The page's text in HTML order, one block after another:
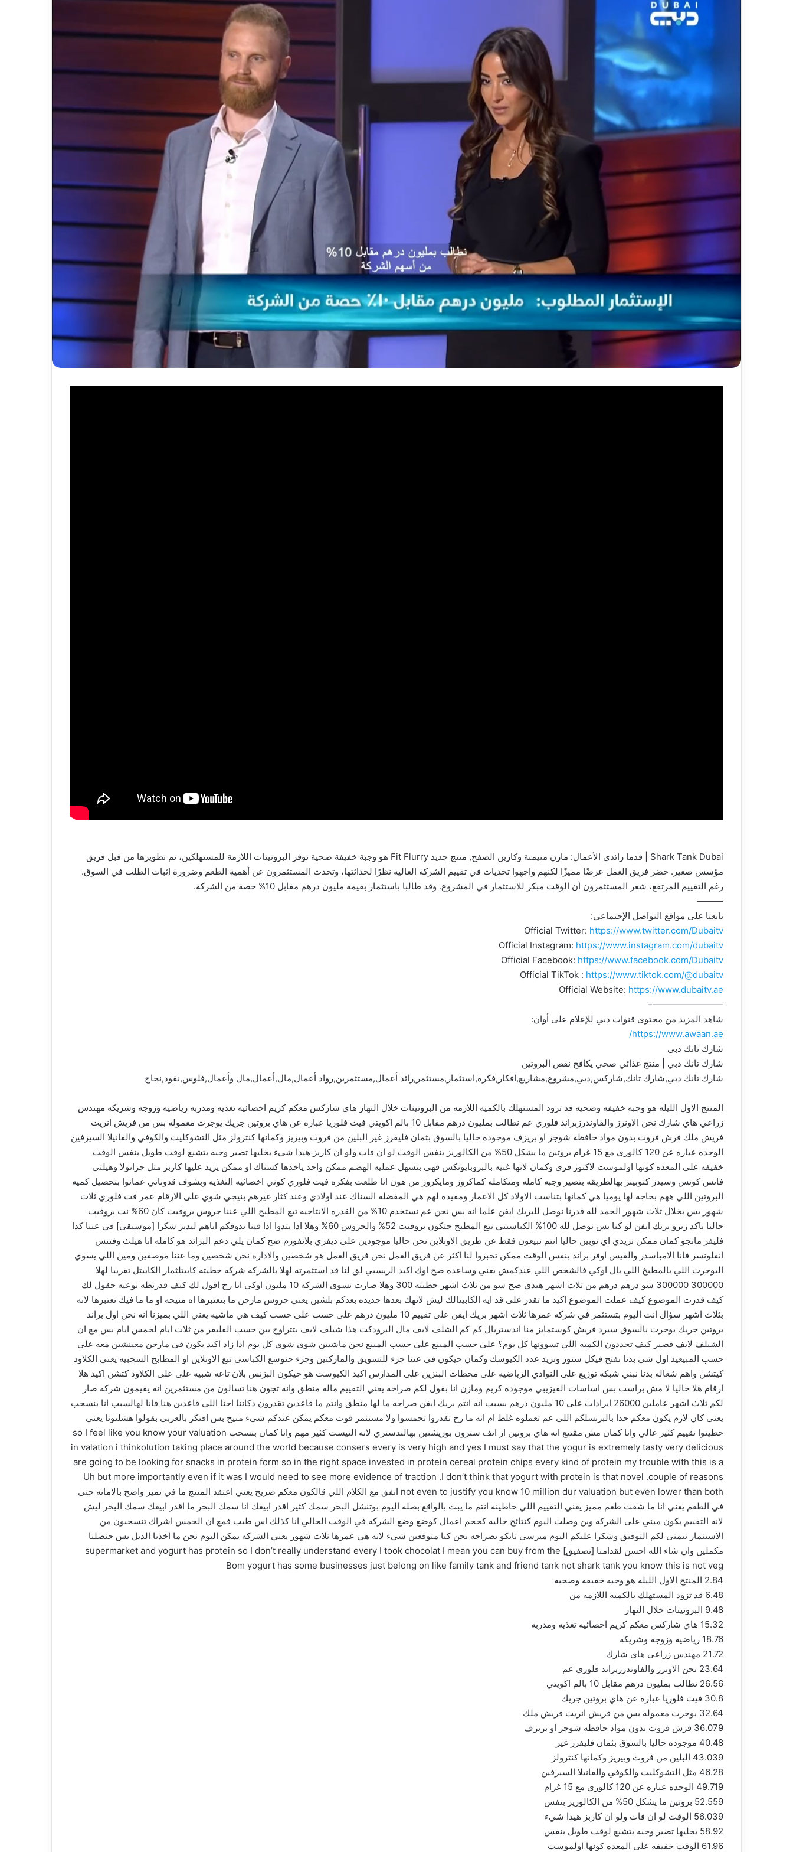
Shark Tank Dubai | قدما رائدي الأعمال: مازن منيمنة وكارين الصفح, منتج جديد Fit Flurry هو وجبة خفيفة صحية توفر البروتينات اللازمة للمستهلكين، تم تطويرها من قبل فريق
مؤسس صغير. حضر فريق العمل عرضًا مميزًا لكنهم واجهوا تحديات في تقييم الشركة العالية نظرًا لحداثتها، وتحدث المستثمرون عن أهمية الطعم وضرورة إثبات الطلب في السوق.
رغم التقييم المرتفع، شعر المستثمرون أن الوقت مبكر للاستثمار في المشروع. وقد طالبا باستثمار بقيمة مليون درهم مقابل 10% حصة من الشركة.
———
تابعنا على مواقع التواصل الإجتماعي:
Official Twitter: https://www.twitter.com/Dubaitv
Official Instagram: https://www.instagram.com/dubaitv
Official Facebook: https://www.facebook.com/Dubaitv
Official TikTok : https://www.tiktok.com/@dubaitv
Official Website: https://www.dubaitv.ae
————————–
شاهد المزيد من محتوى قنوات دبي للإعلام على أوان:
https://www.awaan.ae/
شارك تانك دبي
شارك تانك دبي | منتج غذائي صحي يكافح نقص البروتين
شارك تانك دبي,شارك تانك,شاركس,دبي,مشروع,مشاريع,افكار,فكرة,استثمار,مستثمر,رائد أعمال,مستثمرين,رواد أعمال,مال,أعمال,مال وأعمال,فلوس,نقود,نجاح
المنتج الاول الليله هو وجبه خفيفه وصحيه قد تزود المستهلك بالكميه اللازمه من البروتينات خلال النهار هاي شاركس معكم كريم اخصائيه تغذيه ومدربه رياضيه وزوجه وشريكه مهندس
زراعي هاي شارك نحن الاونرز والفاوندرزبراند فلوري عم نطالب بمليون درهم مقابل 10 بالم اكويتي فيت فلوريا عباره عن هاي بروتين جريك يوجرت معموله بس من فريش انريت
فريش ملك فرش فروت بدون مواد حافظه شوجر او بريزف موجوده حاليا بالسوق بثمان فليفرز غير البلين من فروت وبيريز وكمانها كنترولز مثل التشوكليت والكوفي والفانيلا السيرفين
الوحده عباره عن 120 كالوري مع 15 غرام بروتين ما يشكل 50% من الكالوريز بنفس الوقت لو ان فات ولو ان كاربز هيدا شيء بخليها تصير وجبه بتشبع لوقت طويل بنفس الوقت
خفيفه على المعده كونها اولموست لاكتوز فري وكمان لانها غنيه بالبروبايوتكس فهي بتسهل عمليه الهضم ممكن واحد ياخذها كسناك او ممكن يزيد عليها كاربز مثل جرانولا وهيلثي
فاتس كوتس وسيدز كتوبينز بهالطريقه بتصير وجبه كامله ومتكامله كماكروز ومايكروز من هون انا طلعت بفكره فيت فلوري كوني اخصائيه التغذيه وبشوف قدوناتي عمانوا بتحصيل كميه
البروتين اللي ههم بحاجه لها يوميا هي كمانها بتناسب الاولاد كل الاعمار ومفيده لهم هي المفضله السناك عند اولادي وعند كثار غيرهم بنيجي شوي على الارقام عمر فت فلوري ثلاث
شهور بس بخلال ثلاث شهور الحمد لله قدرنا نوصل للبريك ايفن علما انه بس نحن عم نستخدم 10% من القدره الانتاجيه تبع المطبخ اللي عننا جروس بروفيت كان 60% نت بروفيت
حاليا ناكد زيرو بريك ايفن لو كنا بس نوصل لله 100% الكباسيتي تبع المطبخ حتكون بروفيت 52% والجروس 60% وهلا اذا بتدوا اذا فينا ندوقكم اياهم ليديز شكرا [موسيقى] في عننا كذا
فليفر مانجو كمان ممكن تزيدي اي توبين حاليا انتم تبيعون فقط عن طريق الاونلاين نحن حاليا موجودين على ديفري بلاتفورم صح كمان يلي دعم البراند هو كامله انا هيلث وفتنس
انفلونسر فانا الامباسدر والفيس اوفر براند بنفس الوقت ممكن تخبروا لنا اكثر عن فريق العمل نحن فريق العمل هو شخصين والاداره نحن شخصين وما عننا موصفين ومين اللي يسوي
اليوجرت اللي بالمطبخ اللي بال اوكي فالشخص اللي عندكمش يعني وساعده صح اوك اكيد الريسبي لق لنا قد استثمرته لهلا بالشركه شركه حطيته كابيتلثمار الكابيتل تقريبا لهلا
300000 300000 شو درهم درهم من ثلاث اشهر هيدي صح سو من ثلاث اشهر حطيته 300 وهلا صارت تسوى الشركه 10 مليون اوكي انا رح اقول لك كيف قدرتظه نوعيه حقول لك
كيف قدرت الموضوع كيف عملت الموضوع اكيد ما تقدر على قد ايه الكابيتالك ليش لانهك بعدها جديده بعدكم بلشين يعني جروس مارجن ما بتعتبرها اه منيحه او ما ما فيك تعتبرها لانه
بثلاث اشهر سؤال انت اليوم بتستثمر في شركه عمرها ثلاث اشهر بريك ايفن على تقييم 10 مليون درهم على حسب على حسب كيف هي ماشيه يعني اللي بميزنا انه نحن اول براند
بروتين جريك يوجرت بالسوق سيرد فريش كوستمايز منا اندستريال كم كم الشلف لايف مال البرودكت هذا شيلف لايف بتتراوح بين حسب الفليفر من ثلاث ايام لخمس ايام بس مع ان
الشيلف لايف قصير كيف تحددون الكميه اللي تسوونها كل يوم؟ على حسب المبيع على حسب المبيع نحن ماشيين شوي شوي كل يوم اذا زاد اكيد بكون في مارجن معينشين معه على
حسب المبيعيد اول شي بدنا نفتح فيكل ستور ونزيد عدد الكيوسك وكمان حيكون في عننا جزء للتسويق والماركتين وجزء حنوسع الكباسي تبع الاونلاين او المطابخ السحبيه يعني الكلاود
كيتشن واهم شغاله بدنا نبني شبكه توزيع على النوادي الرياضيه على محطات البنزين على المدارس اكيد الكيوست هو حيكون البزنس بلان تاعه شبيه على على الكلاود كتشن اكيد هلا
ارقام هلا حاليا لا مش براسب بس اساسات الفيزيبي موجوده كريم ومازن انا بقول لكم صراحه يعني التقييم ماله منطق وانه تجون هنا تسالون من مستثمرين انه يقيمون شركه صار
لكم ثلاث اشهر عاملين 26000 ايرادات على 10 مليون درهم بسبب انه انتم بريك ايفن صراحه ما لها منطق وانتم ما قاعدين تقدرون ذكائنا احنا اللي قاعدين هنا فانا لهالسبب انا بنسحب
يعني كان لازم يكون معكم حدا بالبزنسلكم اللي عم تعملوه غلط ام انه ما رح تقدروا تحمسوا ولا مستثمر فوت معكم يمكن عندكم شيء منيح بس افتكر بالعربي بقولوا هشلتونا يعني
حطيتوا تقييم كثير عالي وانا كمان مش مقتنع انه هاي بروتين از انف سترون بوزيشنين بهالندستري لانه التيست كثير مهم وانا كمان بتسحب so I feel like you know your valuation
is very high and yes I must say that the yogur is extremely tasty very delicious ‏in valation i thinkolution taking place around the world because consers every
are going to be looking for snacks in protein form so in the right space invested in protein cereal protein chips every kind of protein my trouble with this is a
couple of reasons. ‏I don’t think that yogurt with protein is that novel. ‏Uh but more importantly even if it was I would need to see more evidence of traction
not even to justify you know 10 million dur valuation but even lower than both اتفق مع الكلام اللي قالكون معكم صريح يعني اعتقد المنتج ما في تميز واضح بالامانه حتى
في الطعم يعني انا ما شفت طعم مميز يعني التقييم اللي حاطينه انتم ما يبت بالواقع بصله اليوم بوتنشل البحر سمك كثير اقدر ابيعك انا سمك البحر ما اقدر ابيعك سمك البحر ليش
لانه التقييم يكون مبني على الشركه وين وصلت اليوم كنتائج حاليه كحجم اعمال كوضع وضع الشركه في الوقت الحالي انا كذلك اس طيب فمع ان الخمس اشراك تنسحبون من
الاستثمار نتمنى لكم التوفيق وشكرا علىكم اليوم ميرسي ثانكو بصراحه نحن كنا متوقعين شيء لانه هي عمرها ثلاث شهور يعني الشركه يمكن اليوم نحن ما اخذنا الديل بس حنضلنا
مكملين وان شاء الله احسن لقدامنا [تصفيق] I took chocolat I mean you can buy from the ‏supermarket and yogurt has protein so I don’t really understand every
yogurt has some businesses just belong on like family tank and friend tank not shark tank you know this is not veg ‏Bom
2.84 المنتج الاول الليله هو وجبه خفيفه وصحيه
6.48 قد تزود المستهلك بالكميه اللازمه من
9.48 البروتينات خلال النهار
15.32 هاي شاركس معكم كريم اخصائيه تغذيه ومدربه
18.76 رياضيه وزوجه وشريكه
21.72 مهندس زراعي هاي شارك
23.64 نحن الاونرز والفاوندرزبراند فلوري عم
26.56 نطالب بمليون درهم مقابل 10 بالم اكويتي
30.8 فيت فلوريا عباره عن هاي بروتين جريك
32.64 يوجرت معموله بس من فريش انريت فريش ملك
36.079 فرش فروت بدون مواد حافظه شوجر او بريزف
40.48 موجوده حاليا بالسوق بثمان فليفرز غير
43.039 البلين من فروت وبيريز وكمانها كنترولز
46.28 مثل التشوكليت والكوفي والفانيلا السيرفين
49.719 الوحده عباره عن 120 كالوري مع 15 غرام
52.559 بروتين ما يشكل 50% من الكالوريز بنفس
56.039 الوقت لو ان فات ولو ان كاربز هيدا شيء
58.92 بخليها تصير وجبه بتشبع لوقت طويل بنفس
61.96 الوقت خفيفه على المعده كونها اولموست